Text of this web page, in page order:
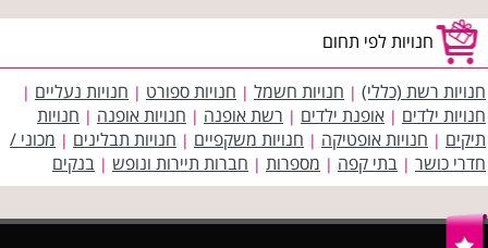
חנויות לפי תחום
חנויות רשת (כללי) | חנויות חשמל | חנויות ספורט | חנויות נעליים |
חנויות ילדים | אופנת ילדים | רשת אופנה | חנויות אופנה | חנויות
תיקים | חנויות אופטיקה | חנויות משקפיים | חנויות תבלינים | מכוני /
חדרי כושר | בתי קפה | מספרות | חברות תיירות ונופש | בנקים